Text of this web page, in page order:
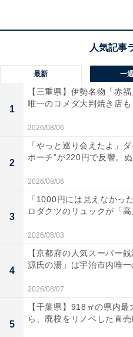
ーザーで映してくれて、と
があがっています。露天風
泉を楽しみたい人や、特別
けたい人におすすめの宿で
楽天トラベルの「クーポ
最新 一
1
【三重県】伊勢名物「赤
唯一のコメダ大判焼き店も
2026/08/06
2
「やっと巡り会えたよ」
ポーチ”が220円で反響。
2026/08/06
3
「1000円には見えなかっ
ロダクツのリュックが「高
2026/08/03
4
【京都府の人気スーパー
源氏の湯」は宇治市内唯一
2026/08/07
5
【千葉県】918㎡の県内
ら、廃校をリノベした直売